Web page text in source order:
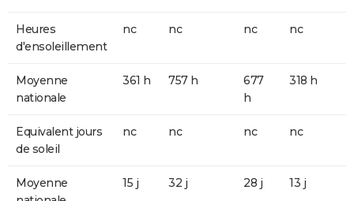
Heures
d'ensoleillement
nc nc nc nc
Moyenne
nationale
361 h 757 h
677
h
318 h
Equivalent jours
de soleil
nc nc nc nc
Moyenne
15 j 32 j 28 j 13 j